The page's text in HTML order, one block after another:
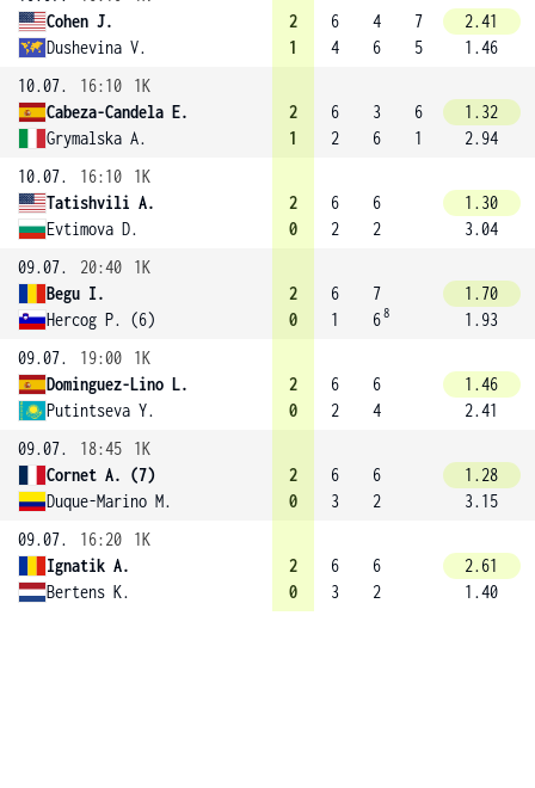
Cohen J.
Dushevina V.
2
1
6
4
4
6
7
5
2.41
1.46
10.07.
16:10
1K
Cabeza-Candela E.
Grymalska A.
2
1
6
2
3
6
6
1
1.32
2.94
10.07.
16:10
1K
Tatishvili A.
Evtimova D.
2
0
6
2
6
2
1.30
3.04
09.07.
20:40
1K
Begu I.
Hercog P. (6)
2
0
6
1
7
68
1.70
1.93
09.07.
19:00
1K
Dominguez-Lino L.
Putintseva Y.
2
0
6
2
6
4
1.46
2.41
09.07.
18:45
1K
Cornet A. (7)
Duque-Marino M.
2
0
6
3
6
2
1.28
3.15
09.07.
16:20
1K
Ignatik A.
Bertens K.
2
0
6
3
6
2
2.61
1.40